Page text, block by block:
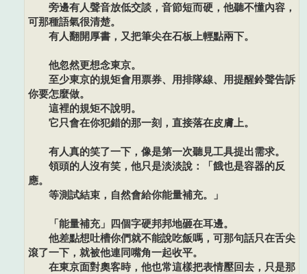
旁邊有人聲音放低交談，音節短而硬，他聽不懂內容，
可那種語氣很清楚。
有人翻開厚書，又把筆尖在石板上輕點兩下。
他忽然更想念東京。
至少東京的規矩會用票券、用排隊線、用提醒鈴聲告訴
你要怎麼做。
這裡的規矩不說明。
它只會在你犯錯的那一刻，直接落在皮膚上。
有人真的笑了一下，像是第一次聽見工具提出需求。
領頭的人沒有笑，他只是淡淡說：「餓也是容器的反
應。
等測試結束，自然會給你能量補充。」
「能量補充」四個字硬邦邦地砸在耳邊。
他差點想吐槽你們就不能說吃飯嗎，可那句話只在舌尖
滾了一下，就被他連同嘴角一起收平。
在東京面對奧客時，他也常這樣把表情壓回去，只是那